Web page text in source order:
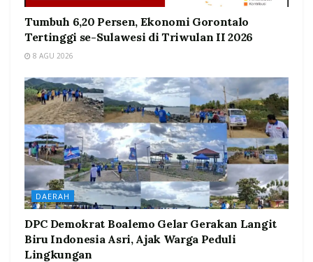
Tumbuh 6,20 Persen, Ekonomi Gorontalo
Tertinggi se-Sulawesi di Triwulan II 2026
8 AGU 2026
DAERAH
DPC Demokrat Boalemo Gelar Gerakan Langit
Biru Indonesia Asri, Ajak Warga Peduli
Lingkungan